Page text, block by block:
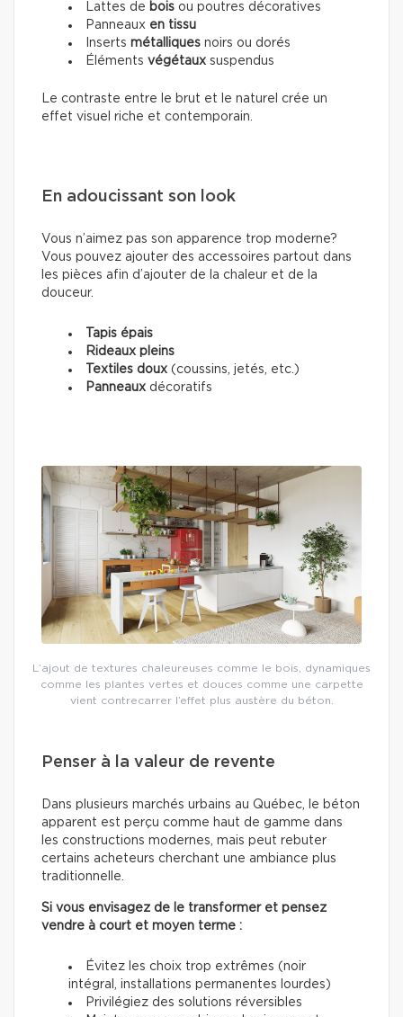
Lattes de bois ou poutres décoratives
Panneaux en tissu
Inserts métalliques noirs ou dorés
Éléments végétaux suspendus
Le contraste entre le brut et le naturel crée un
effet visuel riche et contemporain.
En adoucissant son look
Vous n’aimez pas son apparence trop moderne?
Vous pouvez ajouter des accessoires partout dans
les pièces afin d’ajouter de la chaleur et de la
douceur.
Tapis épais
Rideaux pleins
Textiles doux (coussins, jetés, etc.)
Panneaux décoratifs
L’ajout de textures chaleureuses comme le bois, dynamiques
comme les plantes vertes et douces comme une carpette
vient contrecarrer l’effet plus austère du béton.
Penser à la valeur de revente
Dans plusieurs marchés urbains au Québec, le béton
apparent est perçu comme haut de gamme dans
les constructions modernes, mais peut rebuter
certains acheteurs cherchant une ambiance plus
traditionnelle.
Si vous envisagez de le transformer et pensez
vendre à court et moyen terme :
Évitez les choix trop extrêmes (noir
intégral, installations permanentes lourdes)
Privilégiez des solutions réversibles